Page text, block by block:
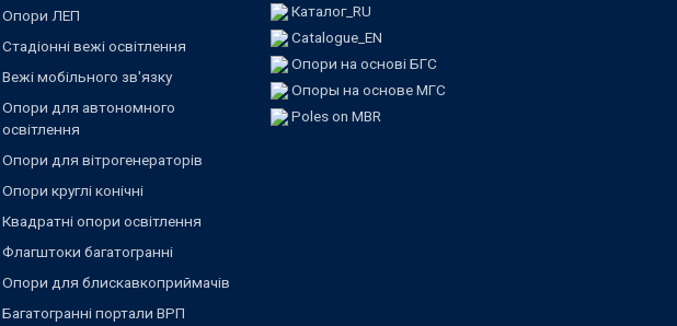
Опори ЛЕП
Стадіонні вежі освітлення
Вежі мобільного зв'язку
Опори для автономного
освітлення
Опори для вітрогенераторів
Опори круглі конічні
Квадратні опори освітлення
Флагштоки багатогранні
Опори для блискавкоприймачів
Багатогранні портали ВРП
Каталог_RU
Catalogue_EN
Опори на основі БГС
Опоры на основе МГС
Poles on MBR